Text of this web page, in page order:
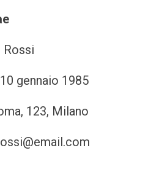
Rossi
gennaio 1985
123, Milano